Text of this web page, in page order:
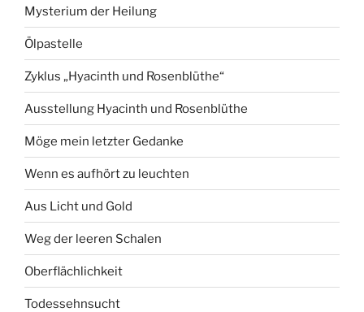
Mysterium der Heilung
Ölpastelle
Zyklus „Hyacinth und Rosenblüthe“
Ausstellung Hyacinth und Rosenblüthe
Möge mein letzter Gedanke
Wenn es aufhört zu leuchten
Aus Licht und Gold
Weg der leeren Schalen
Oberflächlichkeit
Todessehnsucht